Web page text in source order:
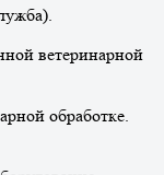
ветеринарной
обработке.